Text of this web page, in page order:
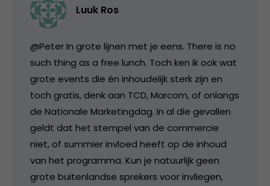
Luuk Ros
@Peter In grote lijnen met je eens. There is no
such thing as a free lunch. Toch ken ik ook wat
grote events die én inhoudelijk sterk zijn en
toch gratis, denk aan TCD, Marcom, of onlangs
de Nationale Marketingdag. In al die gevallen
geldt dat het stempel van de commercie
niet, of summier invloed heeft op de inhoud
van het programma. Kun je natuurlijk geen
grote buitenlandse sprekers voor invliegen,